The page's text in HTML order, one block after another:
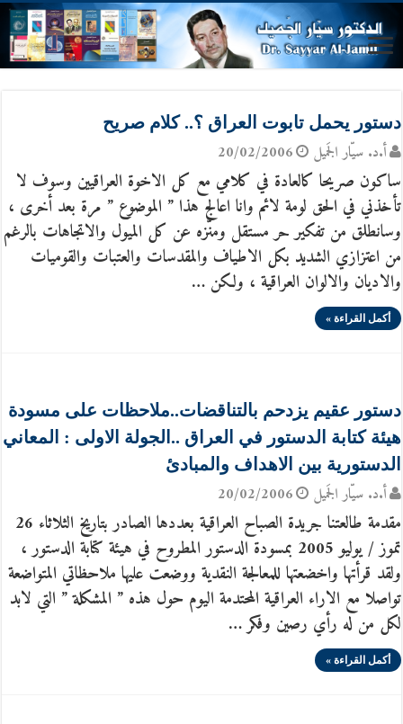
دستور يحمل تابوت العراق ؟.. كلام صريح
أ.د. سيّار الجَميل 20/02/2006
ساكون صريحا كالعادة في كلامي مع كل الاخوة العراقيين وسوف لا
تأخذني في الحق لومة لائم وانا اعالج هذا ” الموضوع ” مرة بعد أخرى ،
وسانطلق من تفكير حر مستقل ومنّزه عن كل الميول والاتجاهات بالرغم
من اعتزازي الشديد بكل الاطياف والمقدسات والعتبات والقوميات
والاديان والالوان العراقية ، ولكن …
أكمل القراءة »
دستور عقيم يزدحم بالتناقضات..ملاحظات على مسودة
هيئة كتابة الدستور في العراق ..الجولة الاولى : المعاني
الدستورية بين الاهداف والمبادئ
أ.د. سيّار الجَميل 20/02/2006
مقدمة طالعتنا جريدة الصباح العراقية بعددها الصادر بتاريخ الثلاثاء 26
تموز / يوليو 2005 بمسودة الدستور المطروح في هيئة كتابة الدستور ،
ولقد قرأتها واخضعتها للمعالجة النقدية ووضعت عليها ملاحظاتي المتواضعة
تواصلا مع الاراء العراقية المحتدمة اليوم حول هذه ” المشكلة ” التي لابد
لكل من له رأي رصين وفكر …
أكمل القراءة »